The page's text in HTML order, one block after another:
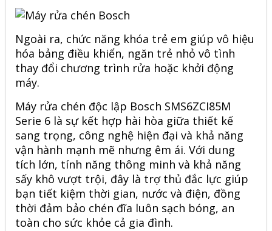
Ngoài ra, chức năng khóa trẻ em giúp vô hiệu
hóa bảng điều khiển, ngăn trẻ nhỏ vô tình
thay đổi chương trình rửa hoặc khởi động
máy.
Máy rửa chén độc lập Bosch SMS6ZCI85M
Serie 6 là sự kết hợp hài hòa giữa thiết kế
sang trọng, công nghệ hiện đại và khả năng
vận hành mạnh mẽ nhưng êm ái. Với dung
tích lớn, tính năng thông minh và khả năng
sấy khô vượt trội, đây là trợ thủ đắc lực giúp
bạn tiết kiệm thời gian, nước và điện, đồng
thời đảm bảo chén đĩa luôn sạch bóng, an
toàn cho sức khỏe cả gia đình.